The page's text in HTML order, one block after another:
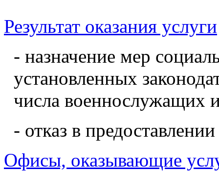
Результат оказания услуги
- назначение мер
установленных
числа военнослужащих
- отказ в
Офисы, оказывающие